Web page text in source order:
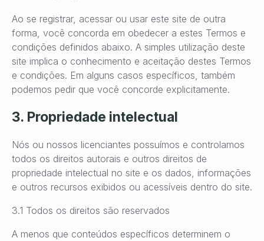
Ao se registrar, acessar ou usar este site de outra
forma, você concorda em obedecer a estes Termos e
condições definidos abaixo. A simples utilização deste
site implica o conhecimento e aceitação destes Termos
e condições. Em alguns casos específicos, também
podemos pedir que você concorde explicitamente.
3. Propriedade intelectual
Nós ou nossos licenciantes possuímos e controlamos
todos os direitos autorais e outros direitos de
propriedade intelectual no site e os dados, informações
e outros recursos exibidos ou acessíveis dentro do site.
3.1 Todos os direitos são reservados
A menos que conteúdos específicos determinem o